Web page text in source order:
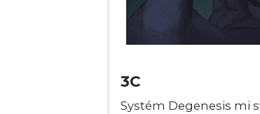
3C
Systém Degenesis mi